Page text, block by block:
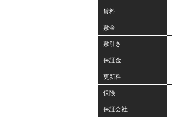
賃料
敷金
敷引き
保証金
更新料
保険
保証会社